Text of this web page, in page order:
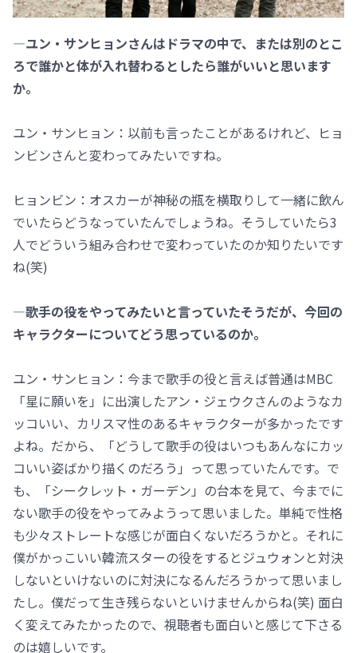
―ユン・サンヒョンさんはドラマの中で、または別のとこ
ろで誰かと体が入れ替わるとしたら誰がいいと思います
か。
ユン・サンヒョン：以前も言ったことがあるけれど、ヒョ
ンビンさんと変わってみたいですね。
ヒョンビン：オスカーが神秘の瓶を横取りして一緒に飲ん
でいたらどうなっていたんでしょうね。そうしていたら3
人でどういう組み合わせで変わっていたのか知りたいです
ね(笑)
―歌手の役をやってみたいと言っていたそうだが、今回の
キャラクターについてどう思っているのか。
ユン・サンヒョン：今まで歌手の役と言えば普通はMBC
「星に願いを」に出演したアン・ジェウクさんのようなカ
ッコいい、カリスマ性のあるキャラクターが多かったです
よね。だから、「どうして歌手の役はいつもあんなにカッ
コいい姿ばかり描くのだろう」って思っていたんです。で
も、「シークレット・ガーデン」の台本を見て、今までに
ない歌手の役をやってみようって思いました。単純で性格
も少々ストレートな感じが面白くないだろうかと。それに
僕がかっこいい韓流スターの役をするとジュウォンと対決
しないといけないのに対決になるんだろうかって思いまし
たし。僕だって生き残らないといけませんからね(笑) 面白
く変えてみたかったので、視聴者も面白いと感じて下さる
のは嬉しいです。